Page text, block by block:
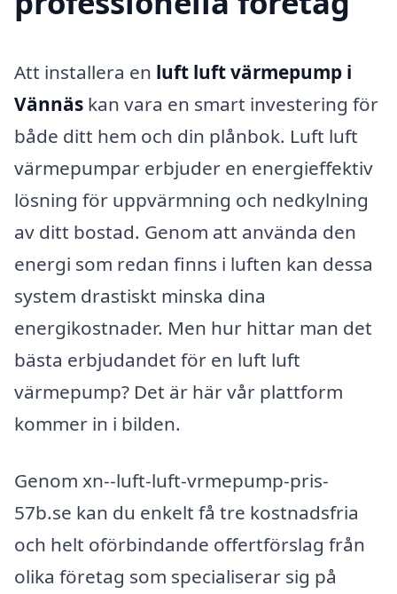
Att installera en luft luft värmepump i
Vännäs kan vara en smart investering för
både ditt hem och din plånbok. Luft luft
värmepumpar erbjuder en energieffektiv
lösning för uppvärmning och nedkylning
av ditt bostad. Genom att använda den
energi som redan finns i luften kan dessa
system drastiskt minska dina
energikostnader. Men hur hittar man det
bästa erbjudandet för en luft luft
värmepump? Det är här vår plattform
kommer in i bilden.
Genom xn--luft-luft-vrmepump-pris-
57b.se kan du enkelt få tre kostnadsfria
och helt oförbindande offertförslag från
olika företag som specialiserar sig på